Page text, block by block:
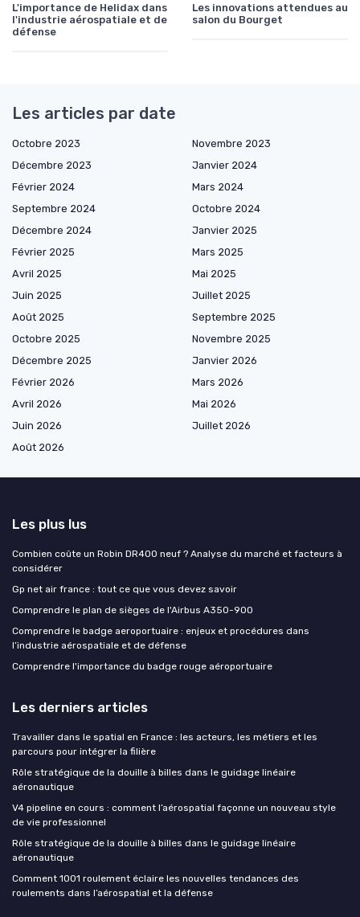
L'importance de Helidax dans
l'industrie aérospatiale et de
défense
Les innovations attendues au
salon du Bourget
Les articles par date
Octobre 2023
Novembre 2023
Décembre 2023
Janvier 2024
Février 2024
Mars 2024
Septembre 2024
Octobre 2024
Décembre 2024
Janvier 2025
Février 2025
Mars 2025
Avril 2025
Mai 2025
Juin 2025
Juillet 2025
Août 2025
Septembre 2025
Octobre 2025
Novembre 2025
Décembre 2025
Janvier 2026
Février 2026
Mars 2026
Avril 2026
Mai 2026
Juin 2026
Juillet 2026
Août 2026
Les plus lus
Combien coûte un Robin DR400 neuf ? Analyse du marché et facteurs à
considérer
Gp net air france : tout ce que vous devez savoir
Comprendre le plan de sièges de l'Airbus A350-900
Comprendre le badge aeroportuaire : enjeux et procédures dans
l’industrie aérospatiale et de défense
Comprendre l'importance du badge rouge aéroportuaire
Les derniers articles
Travailler dans le spatial en France : les acteurs, les métiers et les
parcours pour intégrer la filière
Rôle stratégique de la douille à billes dans le guidage linéaire
aéronautique
V4 pipeline en cours : comment l’aérospatial façonne un nouveau style
de vie professionnel
Rôle stratégique de la douille à billes dans le guidage linéaire
aéronautique
Comment 1001 roulement éclaire les nouvelles tendances des
roulements dans l’aérospatial et la défense